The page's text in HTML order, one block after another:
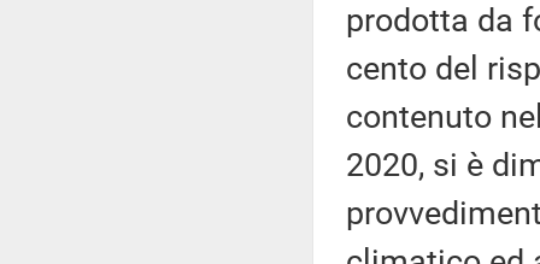
prodotta da
cento del
contenuto
2020, si è